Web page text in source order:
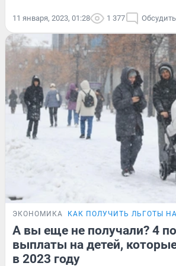
11 января, 2023, 01:28 1 377 Обсудить
ЭКОНОМИКА КАК ПОЛУЧИТЬ ЛЬГОТЫ
А вы еще не получали? 4
выплаты на детей,
в 2023 году